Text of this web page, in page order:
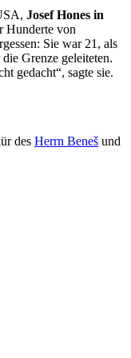
Josef Hones in
Hunderte von
Sie war 21, als
Grenze geleiteten.
gedacht“, sagte sie.
des Herrn Beneš und